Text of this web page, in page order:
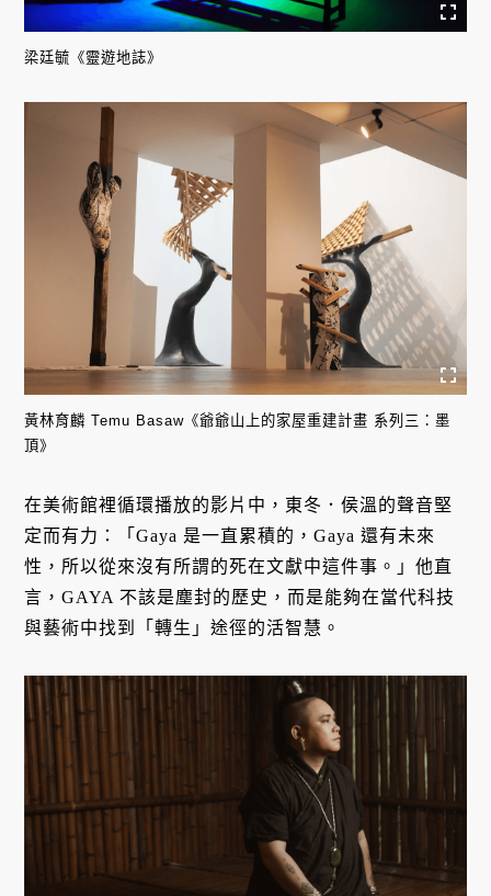
梁廷毓《靈遊地誌》
黃林育麟 Temu Basaw《爺爺山上的家屋重建計畫 系列三：墨
頂》
在美術館裡循環播放的影片中，東冬．侯溫的聲音堅
定而有力：「Gaya 是一直累積的，Gaya 還有未來
性，所以從來沒有所謂的死在文獻中這件事。」他直
言，GAYA 不該是塵封的歷史，而是能夠在當代科技
與藝術中找到「轉生」途徑的活智慧。